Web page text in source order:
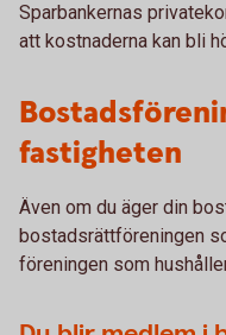
Sparbankernas
att kostnaderna kan bli
fastigheten
Även om du äger din
bostadsrättföreningen
föreningen som